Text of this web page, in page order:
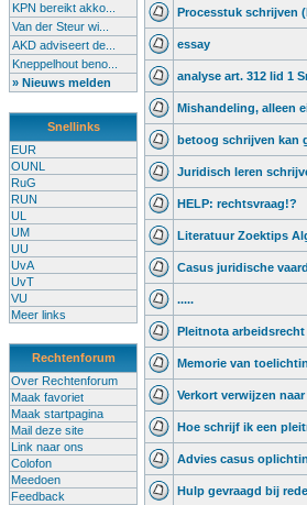
KPN bereikt akko...
Van der Steur wi...
AKD adviseert de...
Kneppelhout beno...
» Nieuws melden
Snellinks
EUR
OUNL
RuG
RUN
UL
UM
UU
UvA
UvT
VU
Meer links
Rechtenforum
Over Rechtenforum
Maak favoriet
Maak startpagina
Mail deze site
Link naar ons
Colofon
Meedoen
Feedback
Processtuk schrijven
essay
analyse art. 312 lid 1
Mishandeling, alleen
betoog schrijven kan
Juridisch leren
HELP: rechtsvraag!?
Literatuur Zoektips
Casus juridische
.....
Pleitnota arbeidsrecht
Memorie van
Verkort verwijzen
Hoe schrijf ik een
Advies casus
Hulp gevraagd bij